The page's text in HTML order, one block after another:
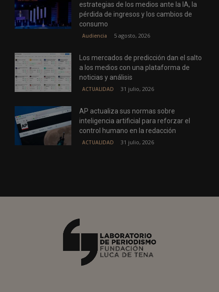
estrategias de los medios ante la IA, la
pérdida de ingresos y los cambios de
consumo
Audiencia 5 agosto, 2026
Los mercados de predicción dan el salto
a los medios con una plataforma de
noticias y análisis
ACTUALIDAD 31 julio, 2026
AP actualiza sus normas sobre
inteligencia artificial para reforzar el
control humano en la redacción
ACTUALIDAD 31 julio, 2026